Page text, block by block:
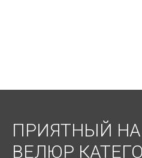
ПРИЯТНЫЙ
ВЕЛЮР